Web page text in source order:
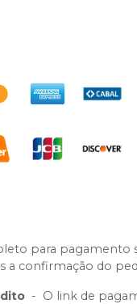
para pagamento
a confirmação do
- O link de